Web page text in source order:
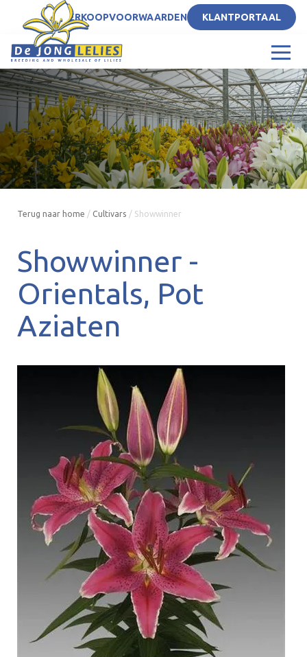
NLVERKOOPVOORWAARDEN KLANTPORTAAL
Terug naar home / Cultivars / Showwinner
Showwinner -
Orientals Pot
Aziaten